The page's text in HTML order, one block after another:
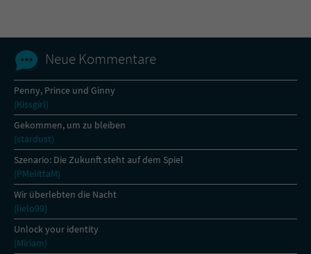
Neue Kommentare
Penny, Prince und Ginny
(Kissgirl)
Gekommen, um zu bleiben
(stardust)
Szenario: Die Zukunft steht auf dem Spiel
(PMelittaM)
Wir überlebten die Nacht
(lielo99)
Unlock your identity
(Miriam)